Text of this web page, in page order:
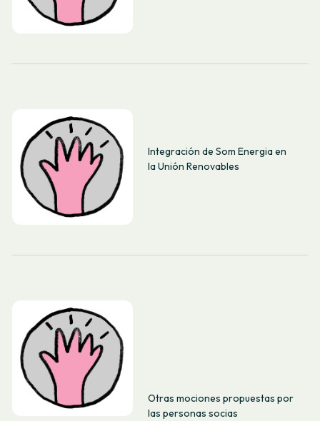
Integración de Som Energia en
la Unión Renovables
Otras mociones propuestas por
las personas socias